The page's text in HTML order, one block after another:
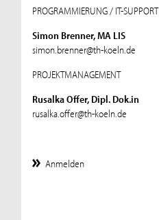
PROGRAMMIERUNG / IT-SUPPORT
Simon Brenner, MA LIS
simon.brenner@th-koeln.de
PROJEKTMANAGEMENT
Rusalka Offer, Dipl. Dok.in
rusalka.offer@th-koeln.de
Anmelden